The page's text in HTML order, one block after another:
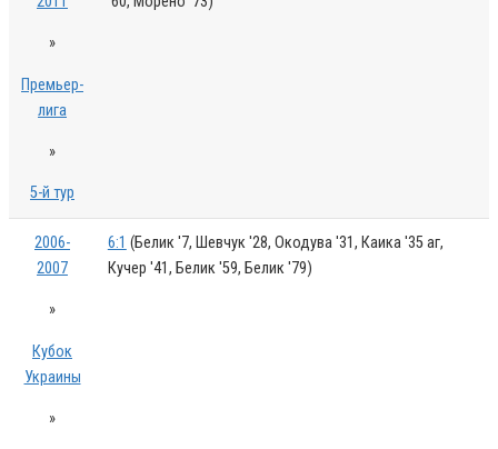
»
Премьер-
лига
»
5-й тур
2006-
2007
»
Кубок
Украины
»
6:1 (Белик '7, Шевчук '28, Окодува '31, Каика '35 аг,
Кучер '41, Белик '59, Белик '79)